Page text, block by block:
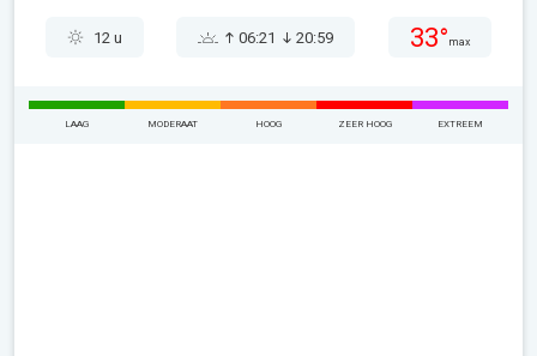
12 u 06:21 20:59 33° max
LAAG MODERAAT HOOG ZEER HOOG EXTREEM